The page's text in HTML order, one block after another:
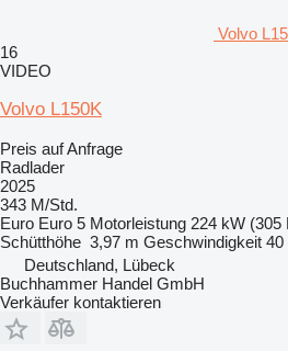
Volvo
16
VIDEO
Volvo L150K
Preis auf Anfrage
Radlader
2025
343 M/Std.
Euro Euro 5 Motorleistung 224 kW (305
Schütthöhe 3,97 m Geschwindigkeit 40
Deutschland, Lübeck
Buchhammer Handel GmbH
Verkäufer kontaktieren